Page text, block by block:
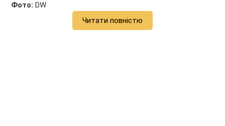
Фото:DW
Читати повністю